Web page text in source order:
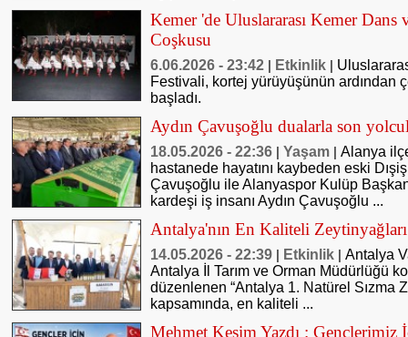
Kemer 'de Uluslararası Kemer
Coşkusu
6.06.2026 - 23:42 Etkinlik
Festivali, kortej yürüyüşünün ardından
başladı.
Aydın Çavuşoğlu dualarla son
18.05.2026 - 22:36 Yaşam
Alanya
hastanede hayatını kaybeden eski
Çavuşoğlu ile Alanyaspor Kulüp
kardeşi iş insanı Aydın Çavuşoğlu ...
Antalya'nın En Kaliteli
14.05.2026 - 22:39 Etkinlik
Antalya
Antalya İl Tarım ve Orman Müdürlüğü
düzenlenen “Antalya 1. Natürel Sızma
kapsamında, en kaliteli ...
Mehmet Kesim Yazdı : Gençlerimiz